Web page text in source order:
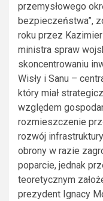
przemysłowego
bezpieczeństwa”,
roku przez
ministra spraw
skoncentrowaniu
Wisły i Sanu –
który miał
względem
rozmieszczenie
rozwój
obrony w razie
poparcie, jednak
teoretycznym
prezydent Ignacy